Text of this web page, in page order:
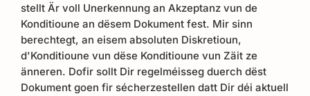
stellt Är voll Unerkennung an Akzeptanz vun de
Konditioune an dësem Dokument fest. Mir sinn
berechtegt, an eisem absoluten Diskretioun,
d'Konditioune vun dëse Konditioune vun Zäit ze
änneren. Dofir sollt Dir regelméisseg duerch dëst
Dokument goen fir sécherzestellen datt Dir déi aktuell